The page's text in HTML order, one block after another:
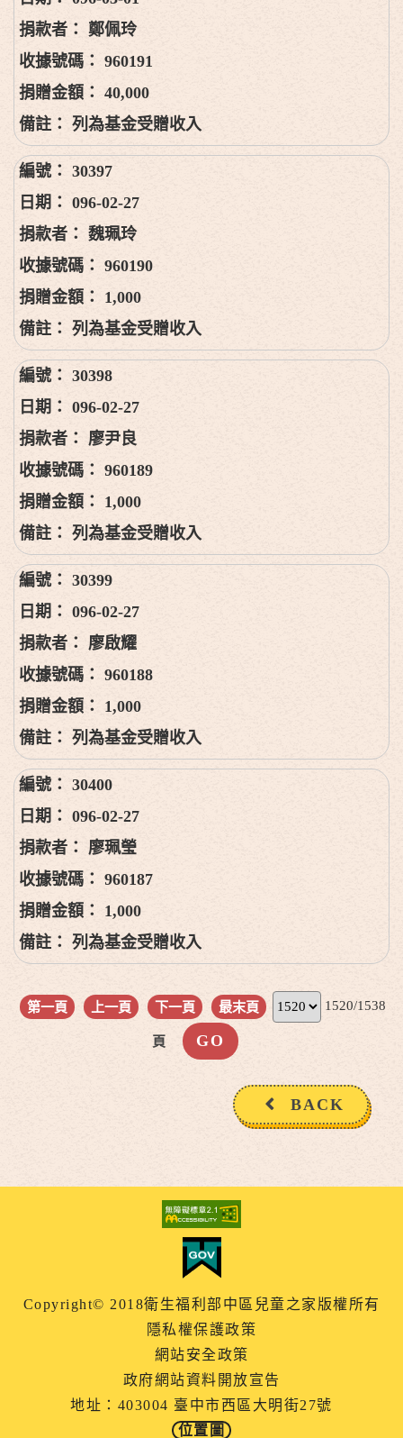
鄭佩玲
960191
40,000
列為基金受贈收入
30397
096-02-27
魏珮玲
960190
1,000
列為基金受贈收入
30398
096-02-27
廖尹良
960189
1,000
列為基金受贈收入
30399
096-02-27
廖啟耀
960188
1,000
列為基金受贈收入
30400
096-02-27
廖珮瑩
960187
1,000
列為基金受贈收入
第一頁 上一頁 下一頁 最末頁 1520/1538
頁
BACK
Copyright© 2018衛生福利部中區兒童之家版權所有
隱私權保護政策
網站安全政策
政府網站資料開放宣告
地址：403004 臺中市西區大明街27號
位置圖